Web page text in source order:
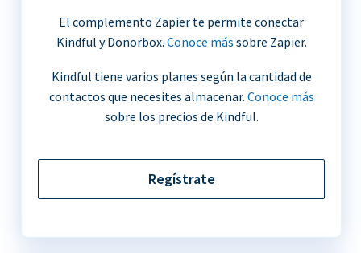
El complemento Zapier te permite conectar
Kindful y Donorbox. Conoce más sobre Zapier.
Kindful tiene varios planes según la cantidad de
contactos que necesites almacenar. Conoce más
sobre los precios de Kindful.
Regístrate